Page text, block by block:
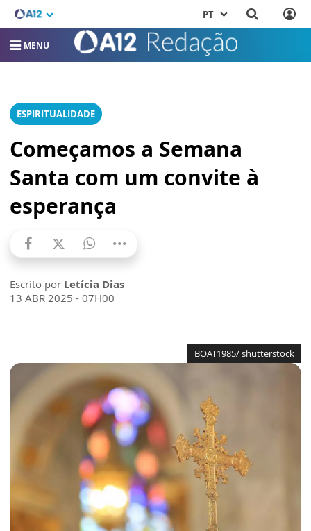
PT
MENU
ESPIRITUALIDADE
Começamos a Semana
Santa com um convite à
esperança
Escrito por Letícia Dias
13 ABR 2025 - 07H00
BOAT1985/ shutterstock